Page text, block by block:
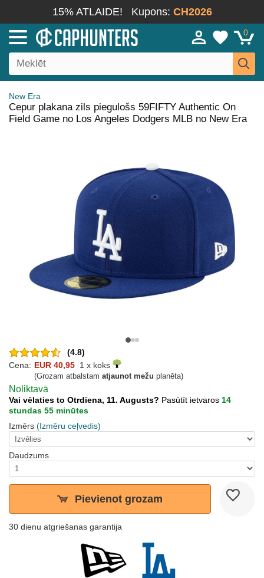
15% ATLAIDE! Kupons: CH2026
0
New Era
Cepur plakana zils piegulošs 59FIFTY Authentic On
Field Game no Los Angeles Dodgers MLB no New Era
(4.8)
Cena: EUR 40,95 1 x koks
(Grozam atbalstam atjaunot mežu planēta)
Noliktavā
Vai vēlaties to Otrdiena, 11. Augusts? Pasūtīt ietvaros 14
stundas 55 minūtes
Izmērs (Izmēru ceļvedis)
Daudzums
Pievienot grozam
30 dienu atgriešanas garantija